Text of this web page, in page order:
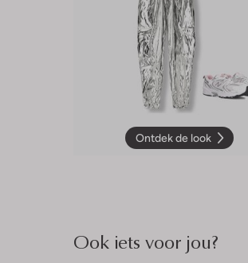
Ontdek de look
Ook iets voor jou?